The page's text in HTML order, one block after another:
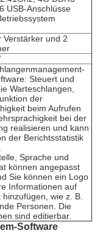
USB-Anschlüsse
Verstärker und 2
Steuert und
Warteschlangen,
der
beim Aufrufen
bei der
realisieren und kann
der Berichtsstatistik
Sprache und
können angepasst
Sie können ein Logo
Informationen auf
hinzufügen, wie z. B.
Personen. Die
sind editierbar.
Software